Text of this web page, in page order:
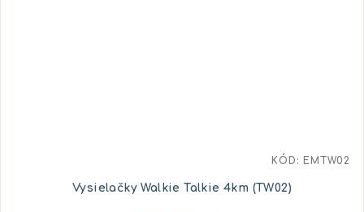
Vysielačky Walkie Talkie 4km (TW02)
KÓD: EMTW02